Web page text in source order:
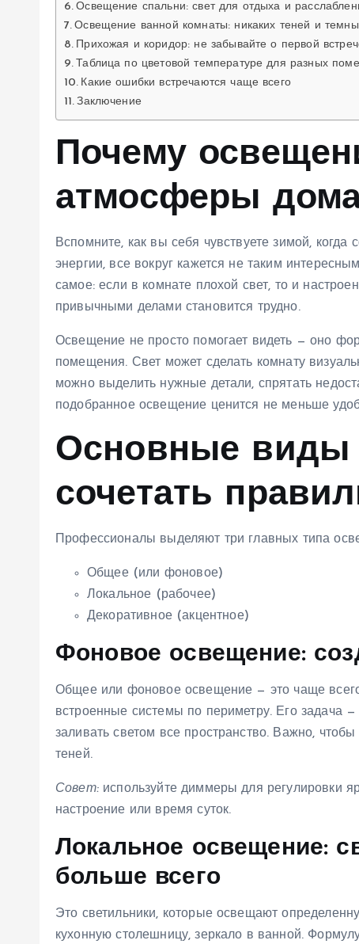
Освещение спальни: свет для отдыха и
Освещение ванной комнаты: никаких теней и
Прихожая и коридор: не забывайте о первой
Таблица по цветовой температуре для разных
Какие ошибки встречаются чаще всего
Заключение
Почему
атмосферы
Вспомните, как вы себя чувствуете зимой, когда
энергии, все вокруг кажется не таким
самое: если в комнате плохой свет, то и
привычными делами становится трудно.
Освещение не просто помогает видеть — оно
помещения. Свет может сделать комнату
можно выделить нужные детали, спрятать
подобранное освещение ценится не меньше
Основные виды
сочетать
Профессионалы выделяют три главных типа
Общее (или фоновое)
Локальное (рабочее)
Декоративное (акцентное)
Фоновое освещение:
Общее или фоновое освещение — это чаще
встроенные системы по периметру. Его задача
заливать светом все пространство. Важно,
теней.
Совет:используйте диммеры для регулировки
настроение или время суток.
Локальное освещение:
больше всего
Это светильники, которые освещают
кухонную столешницу, зеркало в ванной.